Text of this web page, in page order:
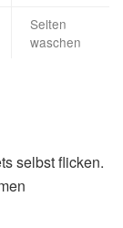
Selten
waschen
selbst flicken.